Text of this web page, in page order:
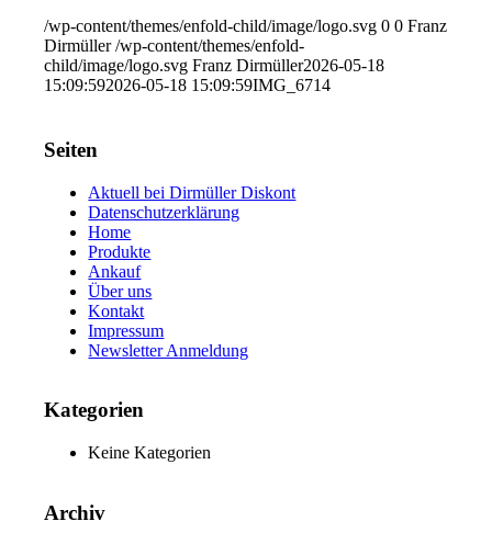
/wp-content/themes/enfold-child/image/logo.svg 0 0 Franz
Dirmüller /wp-content/themes/enfold-
child/image/logo.svg Franz Dirmüller2026-05-18
15:09:592026-05-18 15:09:59IMG_6714
Seiten
Aktuell bei Dirmüller Diskont
Datenschutzerklärung
Home
Produkte
Ankauf
Über uns
Kontakt
Impressum
Newsletter Anmeldung
Kategorien
Keine Kategorien
Archiv